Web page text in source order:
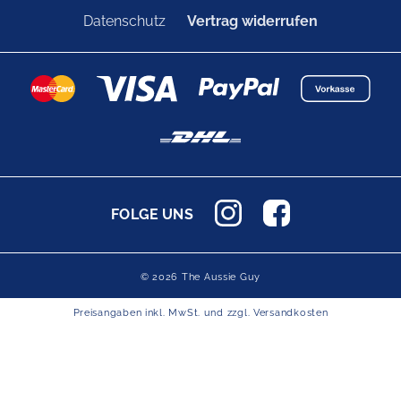
Datenschutz Vertrag widerrufen
FOLGE UNS
© 2026 The Aussie Guy
Preisangaben inkl. MwSt. und zzgl. Versandkosten